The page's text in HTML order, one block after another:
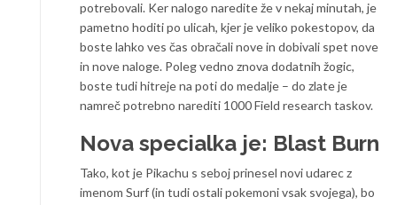
potrebovali. Ker nalogo naredite že v nekaj minutah, je
pametno hoditi po ulicah, kjer je veliko pokestopov, da
boste lahko ves čas obračali nove in dobivali spet nove
in nove naloge. Poleg vedno znova dodatnih žogic,
boste tudi hitreje na poti do medalje – do zlate je
namreč potrebno narediti 1000 Field research taskov.
Nova specialka je: Blast Burn
Tako, kot je Pikachu s seboj prinesel novi udarec z
imenom Surf (in tudi ostali pokemoni vsak svojega), bo